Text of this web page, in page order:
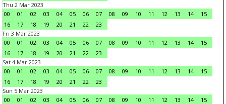
Thu 2 Mar 2023
00
01 02 03 04 05 06 07 08 09 10 11 12 13 14
15
16
17 18 19 20 21 22
23
Fri 3 Mar 2023
00
01 02 03 04 05 06 07 08 09 10 11 12 13 14
15
16
17 18 19 20 21 22
23
Sat 4 Mar 2023
00
01 02 03 04 05 06 07 08 09 10 11 12 13 14
15
16
17 18 19 20 21 22
23
Sun 5 Mar 2023
00
01 02 03 04 05 06 07 08 09 10 11 12 13 14
15